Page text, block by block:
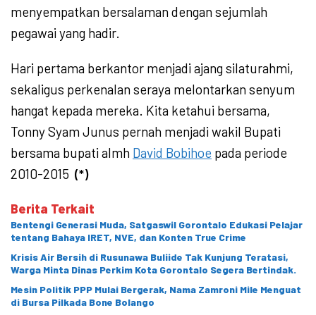
menyempatkan bersalaman dengan sejumlah
pegawai yang hadir.
Hari pertama berkantor menjadi ajang silaturahmi,
sekaligus perkenalan seraya melontarkan senyum
hangat kepada mereka. Kita ketahui bersama,
Tonny Syam Junus pernah menjadi wakil Bupati
bersama bupati almh David Bobihoe pada periode
2010-2015 (*)
Berita Terkait
Bentengi Generasi Muda, Satgaswil Gorontalo Edukasi Pelajar
tentang Bahaya IRET, NVE, dan Konten True Crime
Krisis Air Bersih di Rusunawa Buliide Tak Kunjung Teratasi,
Warga Minta Dinas Perkim Kota Gorontalo Segera Bertindak.
Mesin Politik PPP Mulai Bergerak, Nama Zamroni Mile Menguat
di Bursa Pilkada Bone Bolango